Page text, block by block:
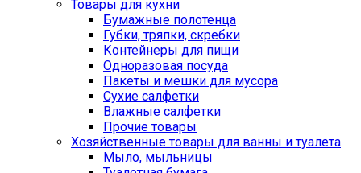
Товары для кухни
Бумажные полотенца
Губки, тряпки, скребки
Контейнеры для пищи
Одноразовая посуда
Пакеты и мешки для мусора
Сухие салфетки
Влажные салфетки
Прочие товары
Хозяйственные товары для ванны и туалета
Мыло, мыльницы